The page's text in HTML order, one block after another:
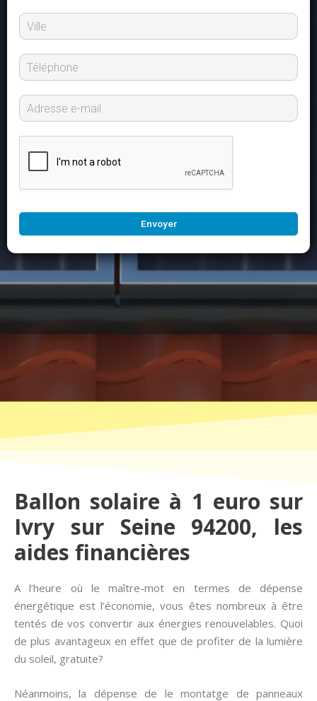
Envoyer
Ballon solaire à 1 euro sur
Ivry sur Seine 94200, les
aides financières
A l’heure où le maître-mot en termes de dépense
énergétique est l’économie, vous êtes nombreux à être
tentés de vos convertir aux énergies renouvelables. Quoi
de plus avantageux en effet que de profiter de la lumière
du soleil, gratuite?
Néanmoins, la dépense de le montatge de panneaux